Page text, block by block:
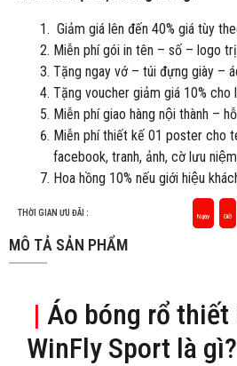
Giảm giá lên đến 40% giá tùy
Miễn phí gói in tên – số – logo
Tặng ngay vớ – túi đựng giày –
Tặng voucher giảm giá 10% cho
Miễn phí giao hàng nội thành –
Miễn phí thiết kế 01 poster cho
facebook, tranh, ảnh, cờ lưu
Hoa hồng 10% nếu giới hiệu
THỜI GIAN ƯU ĐÃI : Ngày Giờ
MÔ TẢ SẢN PHẨM
| Áo bóng rổ thiết
WinFly Sport là gì?